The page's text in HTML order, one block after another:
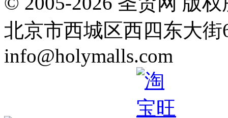
北京市西城区西四东大街
info@holymalls.com